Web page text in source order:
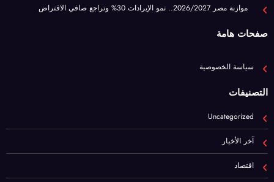
Uncategorized
آخر الأخبار
اقتصاد